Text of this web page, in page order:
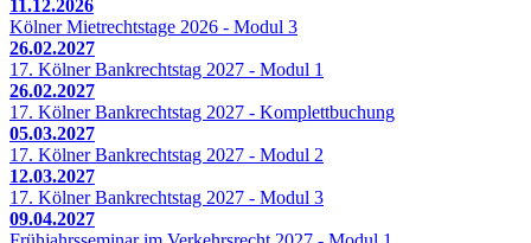
11.12.2026
Kölner Mietrechtstage 2026 - Modul 3
26.02.2027
17. Kölner Bankrechtstag 2027 - Modul 1
26.02.2027
17. Kölner Bankrechtstag 2027 - Komplettbuchung
05.03.2027
17. Kölner Bankrechtstag 2027 - Modul 2
12.03.2027
17. Kölner Bankrechtstag 2027 - Modul 3
09.04.2027